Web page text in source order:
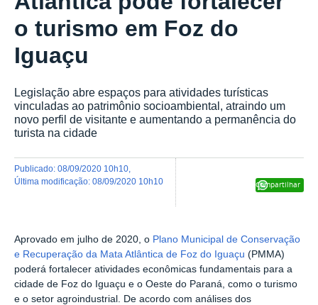
o turismo em Foz do
Iguaçu
Legislação abre espaços para atividades turísticas
vinculadas ao patrimônio socioambiental, atraindo um
novo perfil de visitante e aumentando a permanência do
turista na cidade
Compartilhar
publicado: 08/09/2020 10h10
última modificação: 08/09/2020 10h10
Aprovado em julho de 2020, o Plano Municipal de Conservação
e Recuperação da Mata Atlântica de Foz do Iguaçu (PMMA)
poderá fortalecer atividades econômicas fundamentais para a
cidade de Foz do Iguaçu e o Oeste do Paraná, como o turismo
e o setor agroindustrial. De acordo com análises dos